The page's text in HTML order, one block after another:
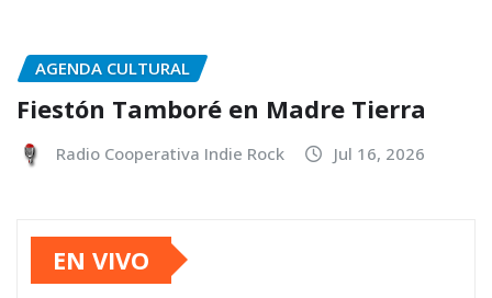
AGENDA CULTURAL
Fiestón Tamboré en Madre Tierra
Radio Cooperativa Indie Rock Jul 16, 2026
EN VIVO